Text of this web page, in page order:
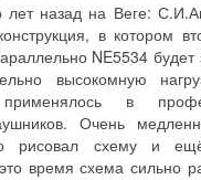
лет назад на Веге:
в котором
NE5534 будет
высокомную
в
Очень
рисовал схему и
время схема сильно